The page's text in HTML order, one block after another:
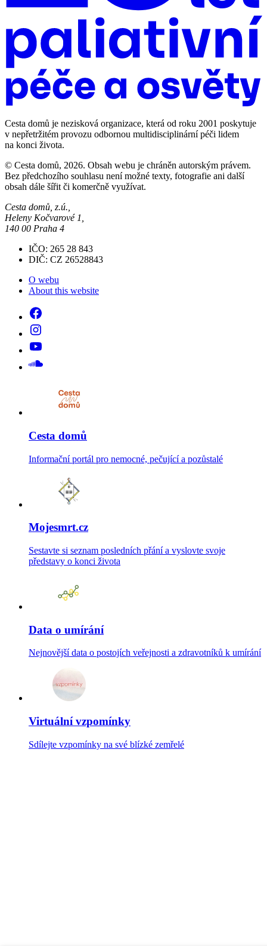
Cesta domů je nezisková organizace, která od roku 2001 poskytuje
v nepřetržitém provozu odbornou multidisciplinární péči lidem
na konci života.
© Cesta domů, 2026. Obsah webu je chráněn autorským právem.
Bez předchozího souhlasu není možné texty, fotografie ani další
obsah dále šířit či komerčně využívat.
Cesta domů, z.ú.,
Heleny Kočvarové 1,
140 00 Praha 4
IČO: 265 28 843
DIČ: CZ 26528843
O webu
About this website
Cesta domů
Informační portál pro nemocné, pečující a pozůstalé
Mojesmrt.cz
Sestavte si seznam posledních přání a vyslovte svoje
představy o konci života
Data o umírání
Nejnovější data o postojích veřejnosti a zdravotníků k umírání
Virtuální vzpomínky
Sdílejte vzpomínky na své blízké zemřelé